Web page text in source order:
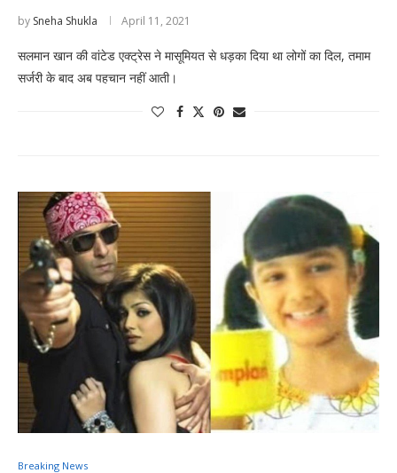
by Sneha Shukla April 11, 2021
सलमान खान की वांटेड एक्ट्रेस ने मासूमियत से धड़का दिया था लोगों का दिल, तमाम
सर्जरी के बाद अब पहचान नहीं आती।
Breaking News